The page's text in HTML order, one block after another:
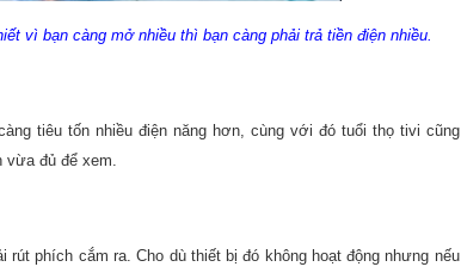
vì bạn càng mở nhiều thì bạn càng phải trả tiền điện nhiều.
tiêu tốn nhiều điện năng hơn, cùng với đó tuổi thọ tivi cũng
vừa đủ để xem.
phích cắm ra. Cho dù thiết bị đó không hoạt động nhưng nếu